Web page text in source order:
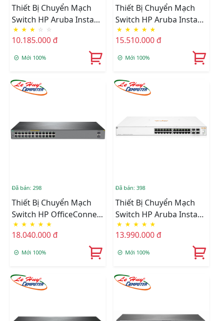
Thiết Bị Chuyển Mạch
Switch HP Aruba Instant
On 1830 48G 4SFP_
JL814A
★ ★ ★ ☆ ☆
10.185.000 đ
Mới 100%
Thiết Bị Chuyển Mạch
Switch HP Aruba Instant
On 1930 24G Class4 PoE
4SFP/SFP+ 370W Switch -
JL684A
★ ★ ★ ★ ★
15.510.000 đ
Mới 100%
Đã bán: 298
Thiết Bị Chuyển Mạch
Switch HP OfficeConnect
1920S 24G 2SFP PoE+
370W Switch - JL385A
★ ★ ★ ★ ★
18.040.000 đ
Mới 100%
Đã bán: 398
Thiết Bị Chuyển Mạch
Switch HP Aruba Instant
On 1930 24G Class4 PoE
4SFP/SFP+ 195W Switch -
JL683A
★ ★ ★ ★ ★
13.990.000 đ
Mới 100%